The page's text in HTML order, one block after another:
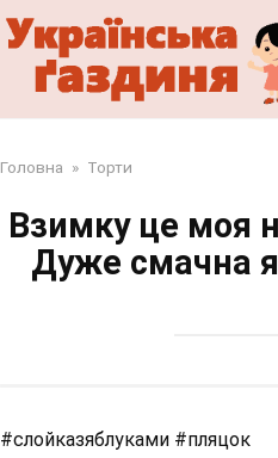
Головна » Торти
Взимку це моя
Дуже смачна
#слойказяблуками #пляцок